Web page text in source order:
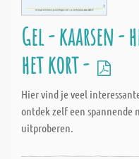
Gel - kaarsen -
het kort -
Hier vind je veel
ontdek zelf een spannende
uitproberen.